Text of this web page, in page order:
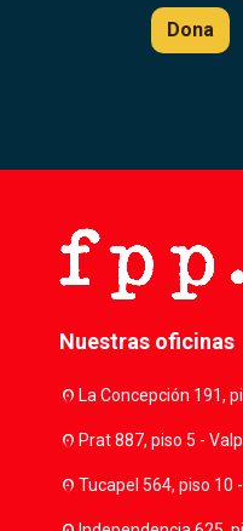
Dona
Nuestras oficinas
location_onLa Concepción 191,
location_onPrat 887, piso 5 -
location_onTucapel 564, piso 10